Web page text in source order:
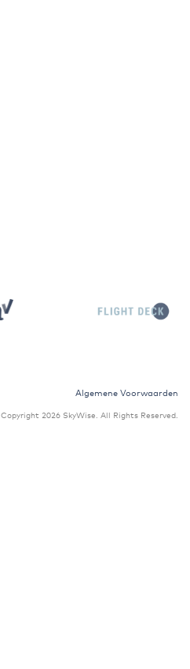
Algemene Voorwaarden
Copyright 2026 SkyWise. All Rights Reserved.